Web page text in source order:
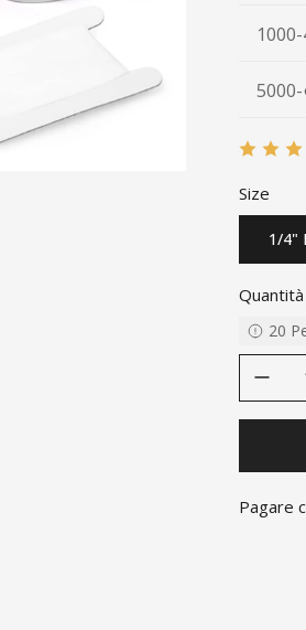
5000-
Size
1/4"
Quantità
20
Pagare